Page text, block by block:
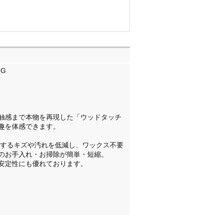
感まで本物を再現した「ウッドタッチ
を体感できます。
るキズや汚れを低減し、ワックス不要
お手入れ・お掃除が簡単・短縮。
定性にも優れております。